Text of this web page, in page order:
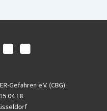
Gefahren e.V. (CBG)
04 18